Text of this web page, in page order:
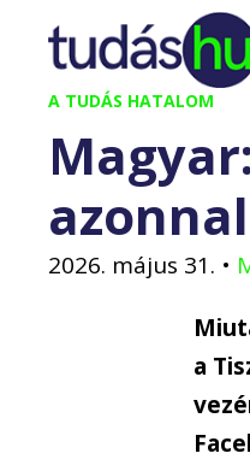
Kilépés
tartalomba
A TUDÁS HATALOM
2026. május 31. •
a